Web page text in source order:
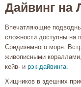
Дайвинг на
Впечатляющие
сложности доступны на
Средиземного моря.
живописными
кейв- и рэк-дайвинга.
Хищников в здешних